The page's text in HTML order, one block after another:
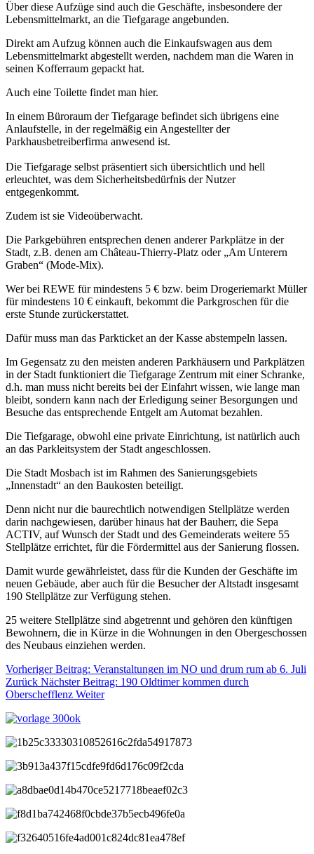
Über diese Aufzüge sind auch die Geschäfte, insbesondere der
Lebensmittelmarkt, an die Tiefgarage angebunden.
Direkt am Aufzug können auch die Einkaufswagen aus dem
Lebensmittelmarkt abgestellt werden, nachdem man die Waren in
seinen Kofferraum gepackt hat.
Auch eine Toilette findet man hier.
In einem Büroraum der Tiefgarage befindet sich übrigens eine
Anlaufstelle, in der regelmäßig ein Angestellter der
Parkhausbetreiberfirma anwesend ist.
Die Tiefgarage selbst präsentiert sich übersichtlich und hell
erleuchtet, was dem Sicherheitsbedürfnis der Nutzer
entgegenkommt.
Zudem ist sie Videoüberwacht.
Die Parkgebühren entsprechen denen anderer Parkplätze in der
Stadt, z.B. denen am Château-Thierry-Platz oder „Am Unterern
Graben“ (Mode-Mix).
Wer bei REWE für mindestens 5 € bzw. beim Drogeriemarkt Müller
für mindestens 10 € einkauft, bekommt die Parkgroschen für die
erste Stunde zurückerstattet.
Dafür muss man das Parkticket an der Kasse abstempeln lassen.
Im Gegensatz zu den meisten anderen Parkhäusern und Parkplätzen
in der Stadt funktioniert die Tiefgarage Zentrum mit einer Schranke,
d.h. man muss nicht bereits bei der Einfahrt wissen, wie lange man
bleibt, sondern kann nach der Erledigung seiner Besorgungen und
Besuche das entsprechende Entgelt am Automat bezahlen.
Die Tiefgarage, obwohl eine private Einrichtung, ist natürlich auch
an das Parkleitsystem der Stadt angeschlossen.
Die Stadt Mosbach ist im Rahmen des Sanierungsgebiets
„Innenstadt“ an den Baukosten beteiligt.
Denn nicht nur die baurechtlich notwendigen Stellplätze werden
darin nachgewiesen, darüber hinaus hat der Bauherr, die Sepa
ACTIV, auf Wunsch der Stadt und des Gemeinderats weitere 55
Stellplätze errichtet, für die Fördermittel aus der Sanierung flossen.
Damit wurde gewährleistet, dass für die Kunden der Geschäfte im
neuen Gebäude, aber auch für die Besucher der Altstadt insgesamt
190 Stellplätze zur Verfügung stehen.
25 weitere Stellplätze sind abgetrennt und gehören den künftigen
Bewohnern, die in Kürze in die Wohnungen in den Obergeschossen
des Neubaus einziehen werden.
Vorheriger Beitrag: Veranstaltungen im NO und drum rum ab 6. Juli
Zurück Nächster Beitrag: 190 Oldtimer kommen durch
Oberschefflenz Weiter